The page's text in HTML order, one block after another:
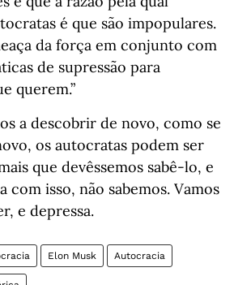
é que são impopulares.
da força em conjunto com
de supressão para
querem.”
a descobrir de novo, como se
os autocratas podem ser
que devêssemos sabê-lo, e
com isso, não sabemos. Vamos
e depressa.
Elon Musk Autocracia